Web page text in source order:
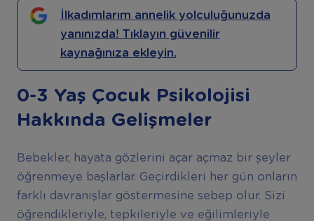
İlkadımlarım annelik yolculuğunuzda
yanınızda! Tıklayın güvenilir
kaynağınıza ekleyin.
0-3 Yaş Çocuk Psikolojisi
Hakkında Gelişmeler
Bebekler, hayata gözlerini açar açmaz bir şeyler
öğrenmeye başlarlar. Geçirdikleri her gün onların
farklı davranışlar göstermesine sebep olur. Sizi
öğrendikleriyle, tepkileriyle ve eğilimleriyle